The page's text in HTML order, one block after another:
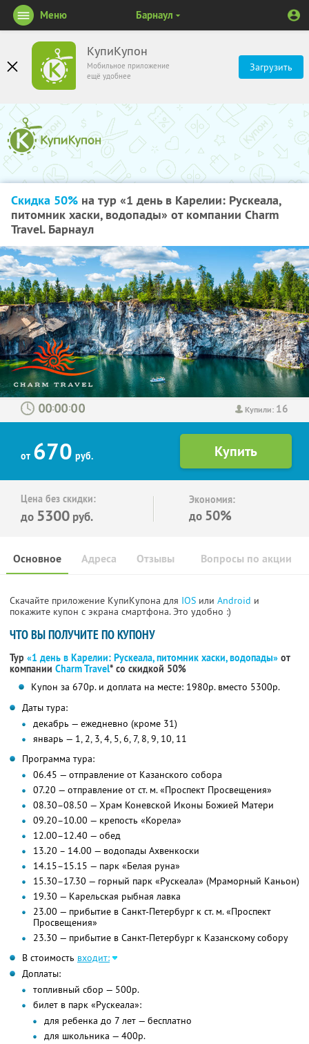
КупиКупон
Мобильное приложение
ещё удобнее
Загрузить
Меню Барнаул
Скидка 50% на тур «1 день в Карелии: Рускеала,
питомник хаски, водопады» от компании Charm
Travel. Барнаул
Купили: 16
: :
от 670 руб.
Цена без скидки:
до 5300 руб.
Экономия:
до 50%
Основное Отзывы Вопросы по акции
Адреса
Скачайте приложение КупиКупона для IOS или Android и
покажите купон с экрана смартфона. Это удобно :)
ЧТО ВЫ ПОЛУЧИТЕ ПО КУПОНУ
Тур «1 день в Карелии: Рускеала, питомник хаски, водопады» от
компании Charm Travel* со скидкой 50%
Купон за 670р. и доплата на месте: 1980р. вместо 5300р.
Даты тура:
декабрь — ежедневно (кроме 31)
январь — 1, 2, 3, 4, 5, 6, 7, 8, 9, 10, 11
Программа тура:
06.45 — отправление от Казанского собора
07.20 — отправление от ст. м. «Проспект Просвещения»
08.30–08.50 — Храм Коневской Иконы Божией Матери
09.20–10.00 — крепость «Корела»
12.00–12.40 — обед
13.20 – 14.00 — водопады Ахвенкоски
14.15–15.15 — парк «Белая руна»
15.30–17.30 — горный парк «Рускеала» (Мраморный Каньон)
19.30 — Карельская рыбная лавка
23.00 — прибытие в Санкт-Петербург к ст. м. «Проспект
Просвещения»
23.30 — прибытие в Санкт-Петербург к Казанскому собору
В стоимость входит:
Доплаты:
топливный сбор — 500р.
билет в парк «Рускеала»:
для ребенка до 7 лет — бесплатно
для школьника — 400р.